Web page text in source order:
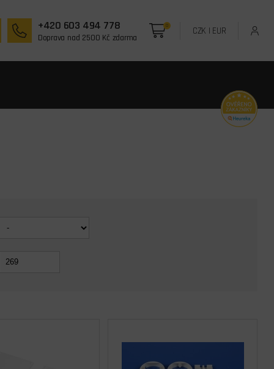
+420 603 494 778
Doprava nad 2500 Kč zdarma
0 CZK | EUR